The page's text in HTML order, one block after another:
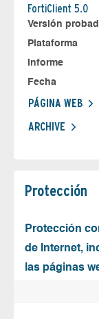
FortiClient 5.0
Versión
Plataforma
Informe
Fecha
PÁGINA WEB
ARCHIVE
Protección
Protección
de Internet,
las páginas